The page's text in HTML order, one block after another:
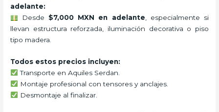
adelante:
Desde $7,000 MXN en adelante , especialmente si
llevan estructura reforzada, iluminación decorativa o piso
tipo madera.
Todos estos precios incluyen:
Transporte en Aquiles Serdan.
Montaje profesional con tensores y anclajes.
Desmontaje al finalizar.